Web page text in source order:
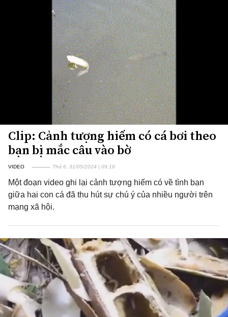
Clip: Cảnh tượng hiếm có cá bơi theo
bạn bị mắc câu vào bờ
VIDEO Thứ 6, 31/05/2024 | 09:19
Một đoạn video ghi lại cảnh tượng hiếm có về tình bạn
giữa hai con cá đã thu hút sự chú ý của nhiều người trên
mạng xã hội.